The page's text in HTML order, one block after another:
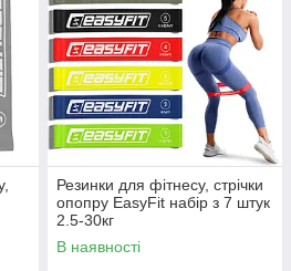
Резинки для фітнесу, стрічки
опопру EasyFit набір з 7 штук
2.5-30кг
В наявності